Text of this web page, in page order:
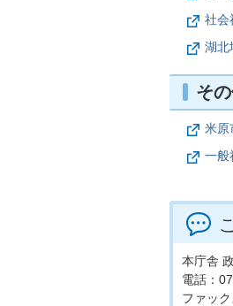
社会
湖北
そ
米原
一般
本庁舎
電話：
ファッ